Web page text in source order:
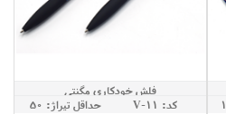
فلش خودکاری مگنتی
کد: V-11
حداقل تيراژ: 50